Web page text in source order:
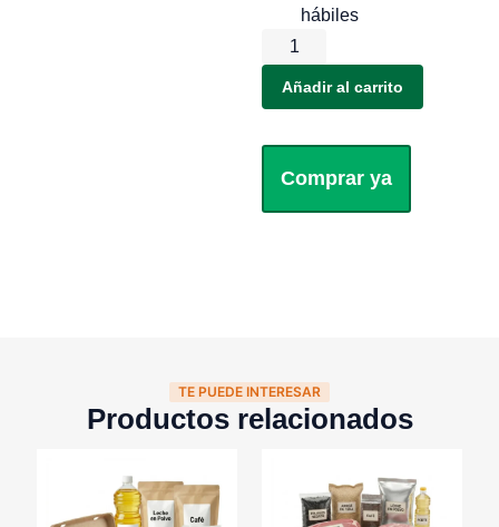
hábiles
Añadir al carrito
Comprar ya
TE PUEDE INTERESAR
Productos relacionados